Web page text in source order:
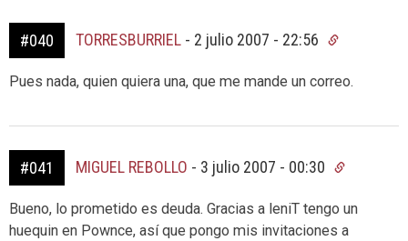
#040 TORRESBURRIEL - 2 julio 2007 - 22:56
Pues nada, quien quiera una, que me mande un correo.
#041 MIGUEL REBOLLO - 3 julio 2007 - 00:30
Bueno, lo prometido es deuda. Gracias a leniT tengo un
huequin en Pownce, así que pongo mis invitaciones a